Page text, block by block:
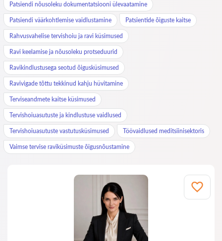
Patsiendi nõusoleku dokumentatsiooni ülevaatamine
Patsiendi väärkohtlemise vaidlustamine Patsientide õiguste kaitse
Rahvusvahelise tervishoiu ja ravi küsimused
Ravi keelamise ja nõusoleku protseduurid
Ravikindlustusega seotud õigusküsimused
Ravivigade tõttu tekkinud kahju hüvitamine
Terviseandmete kaitse küsimused
Tervishoiuasutuste ja kindlustuse vaidlused
Tervishoiuasutuste vastutusküsimused Töövaidlused meditsiinisektoris
Vaimse tervise raviküsimuste õigusnõustamine